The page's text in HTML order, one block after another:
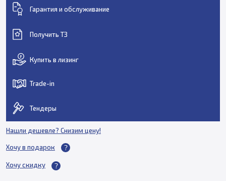
Гарантия и обслуживание
Получить ТЗ
Купить в лизинг
Trade-in
Тендеры
Нашли дешевле? Снизим цену!
Хочу в подарок
Хочу скидку